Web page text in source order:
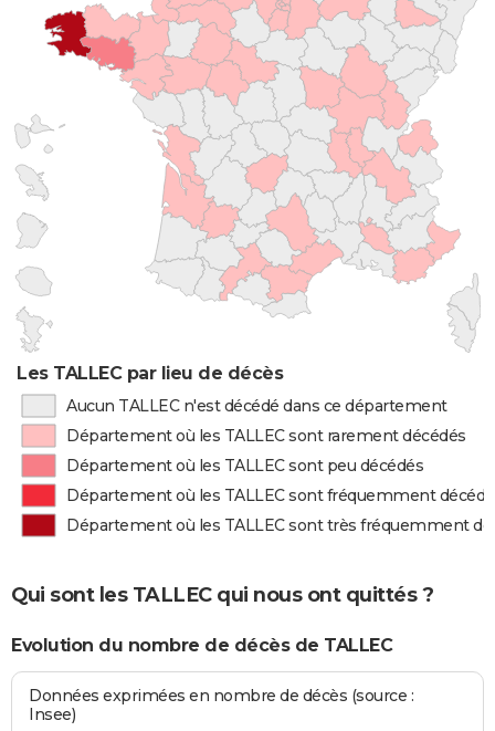
Les TALLEC par lieu de décès
Aucun TALLEC n'est décédé dans ce département
Département où les TALLEC sont rarement décédés
Département où les TALLEC sont peu décédés
Département où les TALLEC sont fréquemment
Département où les TALLEC sont très fréquemment
Qui sont les TALLEC qui nous ont quittés ?
Evolution du nombre de décès de TALLEC
Données exprimées en nombre de décès (source :
Insee)